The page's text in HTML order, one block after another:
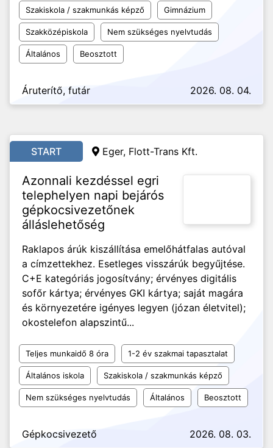
Szakiskola / szakmunkás képző Gimnázium
Szakközépiskola Nem szükséges nyelvtudás
Általános Beosztott
Áruterítő, futár 2026. 08. 04.
START Eger, Flott-Trans Kft.
Azonnali kezdéssel egri
telephelyen napi bejárós
gépkocsivezetőnek
álláslehetőség
Raklapos árúk kiszállítása emelőhátfalas autóval
a címzettekhez. Esetleges visszárúk begyűjtése.
C+E kategóriás jogosítvány; érvényes digitális
sofőr kártya; érvényes GKI kártya; saját magára
és környezetére igényes legyen (józan életvitel);
okostelefon alapszintű...
Teljes munkaidő 8 óra 1-2 év szakmai tapasztalat
Általános iskola Szakiskola / szakmunkás képző
Nem szükséges nyelvtudás Általános Beosztott
Gépkocsivezető 2026. 08. 03.